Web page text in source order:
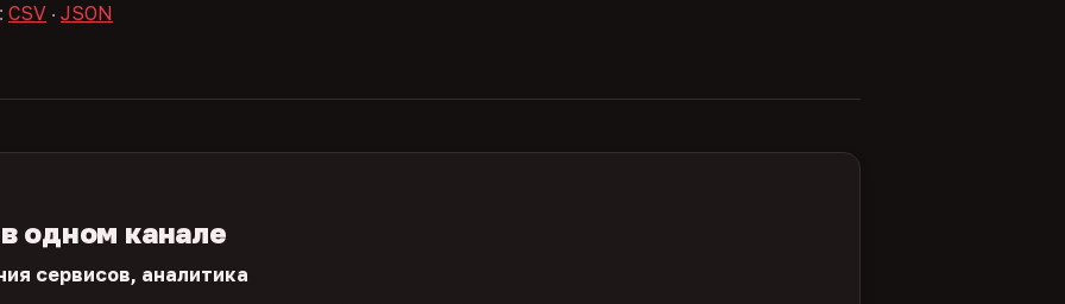
CSV · JSON
одном канале
сервисов, аналитика